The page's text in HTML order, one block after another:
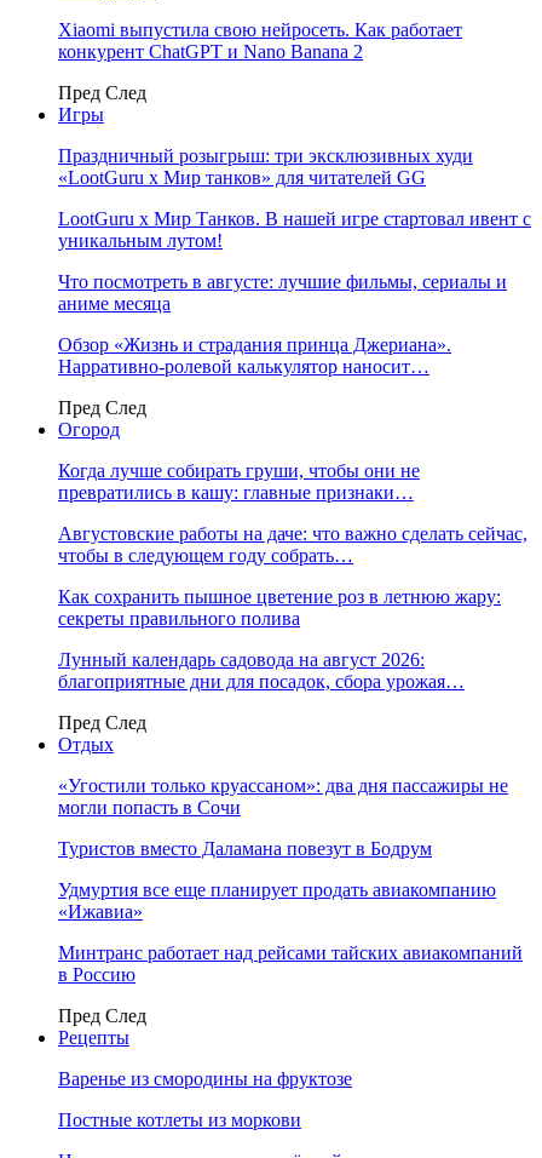
Xiaomi выпустила свою нейросеть. Как работает
конкурент ChatGPT и Nano Banana 2
Пред След
Игры
Праздничный розыгрыш: три эксклюзивных худи
«LootGuru х Мир танков» для читателей GG
LootGuru x Мир Танков. В нашей игре стартовал ивент с
уникальным лутом!
Что посмотреть в августе: лучшие фильмы, сериалы и
аниме месяца
Обзор «Жизнь и страдания принца Джериана».
Нарративно-ролевой калькулятор наносит…
Пред След
Огород
Когда лучше собирать груши, чтобы они не
превратились в кашу: главные признаки…
Августовские работы на даче: что важно сделать сейчас,
чтобы в следующем году собрать…
Как сохранить пышное цветение роз в летнюю жару:
секреты правильного полива
Лунный календарь садовода на август 2026:
благоприятные дни для посадок, сбора урожая…
Пред След
Отдых
«Угостили только круассаном»: два дня пассажиры не
могли попасть в Сочи
Туристов вместо Даламана повезут в Бодрум
Удмуртия все еще планирует продать авиакомпанию
«Ижавиа»
Минтранс работает над рейсами тайских авиакомпаний
в Россию
Пред След
Рецепты
Варенье из смородины на фруктозе
Постные котлеты из моркови